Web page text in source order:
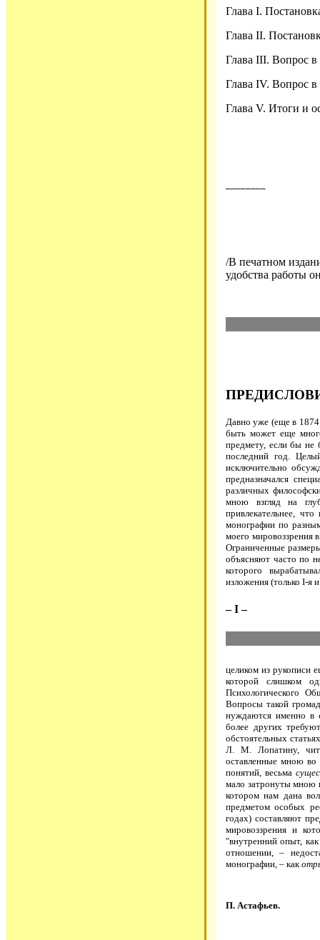
Глава I.
Глава II.
Глава III. Вопрос
Глава IV. Вопрос
Глава V. Итоги и
/В печатном
удобства работы
Давно уже (еще в 1874
быть может еще
предмету, если бы не
последний год.
исключительно
предназначался
различных
мною взгляд на
привлекательнее,
монографии по
моего мировоззрения
Ограниченные
объясняют часто по
которого
изложения (только I-я
– I –
целиком из рукописи
которой слишком
Психологического
Вопросы такой
нуждаются именно в
более других
обстоятельных
Л. М. Лопатину,
оставленные мною во
понятий, весьма
мало затронуты мною
котором нам дана
предметом особых
годах) составляют
мировоззрения и
"внутренний опыт,
отношении, –
монографии, – как
П. Астафьев.